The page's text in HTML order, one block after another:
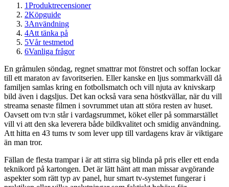
1Produktrecensioner
2Köpguide
3Användning
4Att tänka på
5Vår testmetod
6Vanliga frågor
En gråmulen söndag, regnet smattrar mot fönstret och soffan lockar
till ett maraton av favoritserien. Eller kanske en ljus sommarkväll då
familjen samlas kring en fotbollsmatch och vill njuta av knivskarp
bild även i dagsljus. Det kan också vara sena höstkvällar, när du vill
streama senaste filmen i sovrummet utan att störa resten av huset.
Oavsett om tv:n står i vardagsrummet, köket eller på sommarstället
vill vi att den ska leverera både bildkvalitet och smidig användning.
Att hitta en 43 tums tv som lever upp till vardagens krav är viktigare
än man tror.
Fällan de flesta trampar i är att stirra sig blinda på pris eller ett enda
teknikord på kartongen. Det är lätt hänt att man missar avgörande
aspekter som rätt typ av panel, hur smart tv-systemet fungerar i